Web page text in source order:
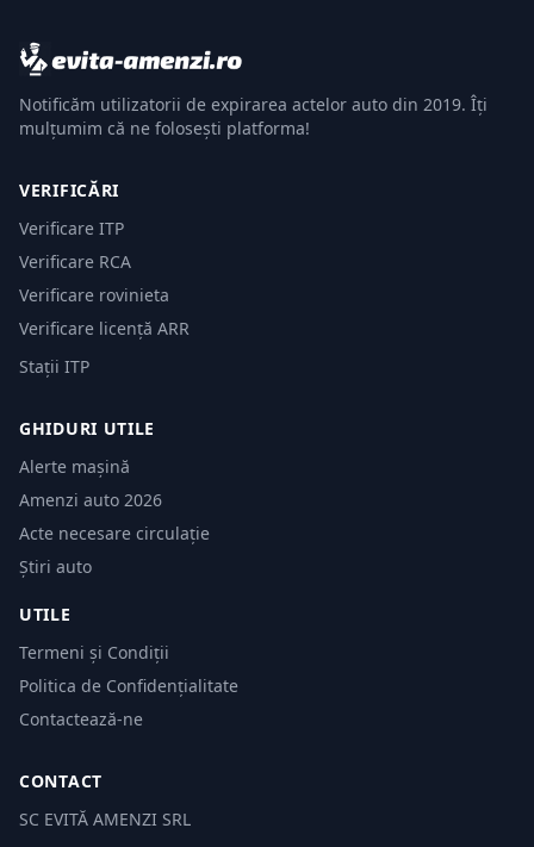
Notificăm utilizatorii de expirarea actelor auto din 2019. Îți
mulțumim că ne folosești platforma!
VERIFICĂRI
Verificare ITP
Verificare RCA
Verificare rovinieta
Verificare licență ARR
Stații ITP
GHIDURI UTILE
Alerte mașină
Amenzi auto 2026
Acte necesare circulație
Știri auto
UTILE
Termeni și Condiții
Politica de Confidențialitate
Contactează-ne
CONTACT
SC EVITĂ AMENZI SRL